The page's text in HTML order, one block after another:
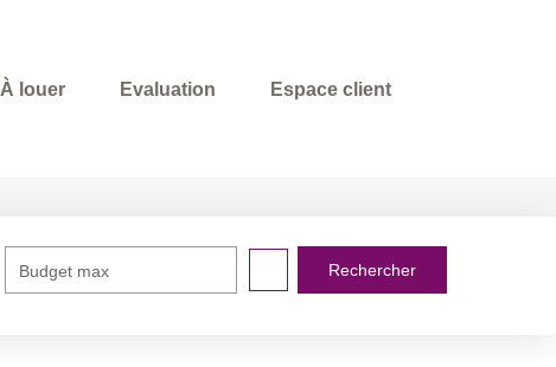
À louer Evaluation Espace client
Budget max